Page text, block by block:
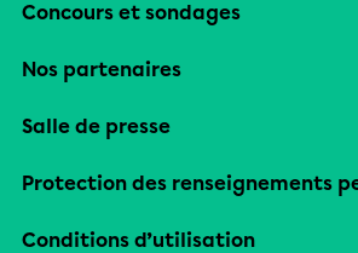
Concours et sondages
Nos partenaires
Salle de presse
Protection des renseignements
Conditions d’utilisation